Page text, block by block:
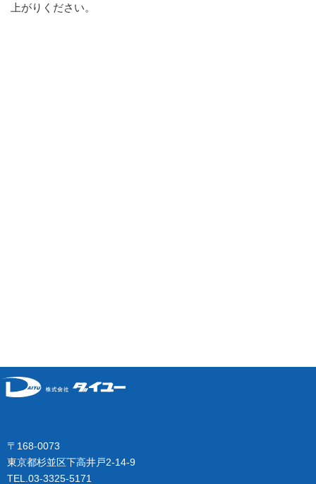
上がりください。
〒168-0073
東京都杉並区下高井戸2-14-9
TEL.03-3325-5171